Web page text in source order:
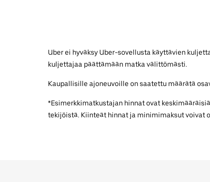
Uber ei hyväksy Uber-sovellusta käyttävien
kuljettajaa päättämään matka välittömästi.
Kaupallisille ajoneuvoille on saatettu määrätä
*Esimerkkimatkustajan hinnat ovat
tekijöistä. Kiinteät hinnat ja minimimaksut voivat